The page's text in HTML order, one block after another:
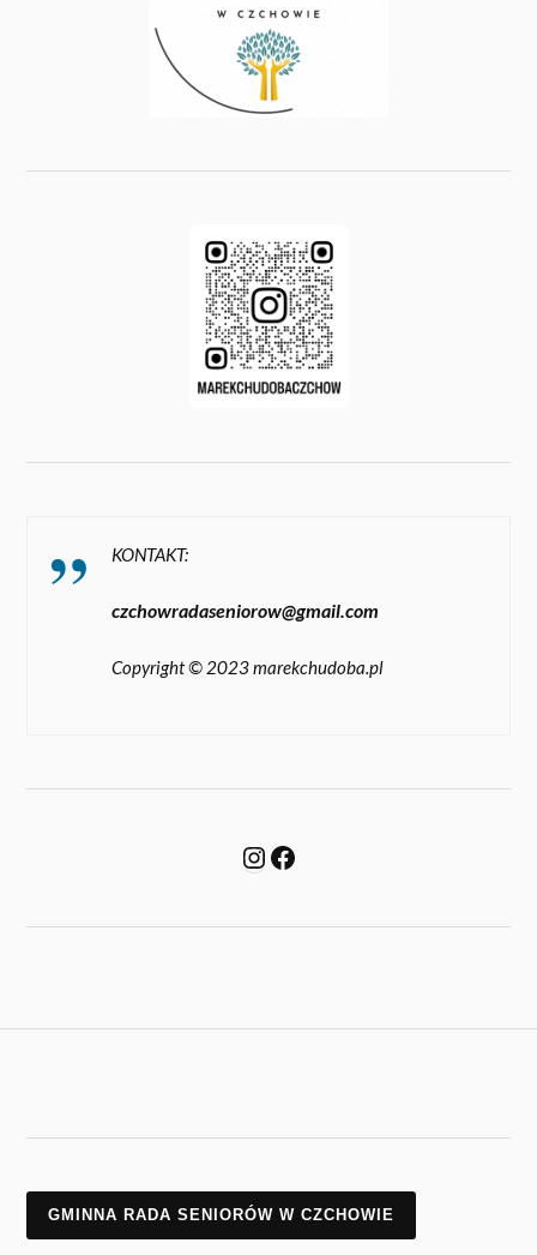
KONTAKT:
czchowradaseniorow@gmail.com
Copyright © 2023 marekchudoba.pl
GMINNA RADA SENIORÓW W CZCHOWIE